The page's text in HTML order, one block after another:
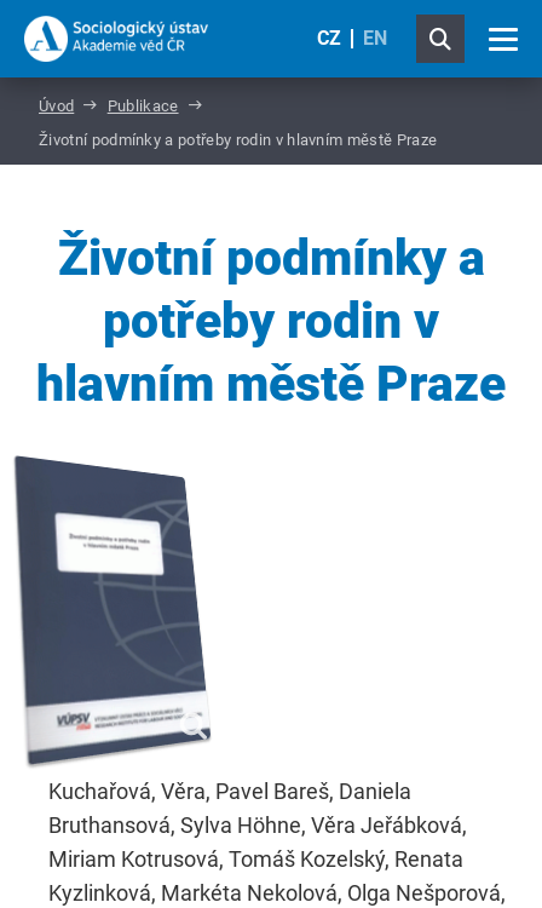
CZ EN
Úvod
Publikace
Životní podmínky a potřeby rodin v hlavním městě Praze
Životní podmínky a
potřeby rodin v
hlavním městě Praze
Kuchařová, Věra, Pavel Bareš, Daniela
Bruthansová, Sylva Höhne, Věra Jeřábková,
Miriam Kotrusová, Tomáš Kozelský, Renata
Kyzlinková, Markéta Nekolová, Olga Nešporová,